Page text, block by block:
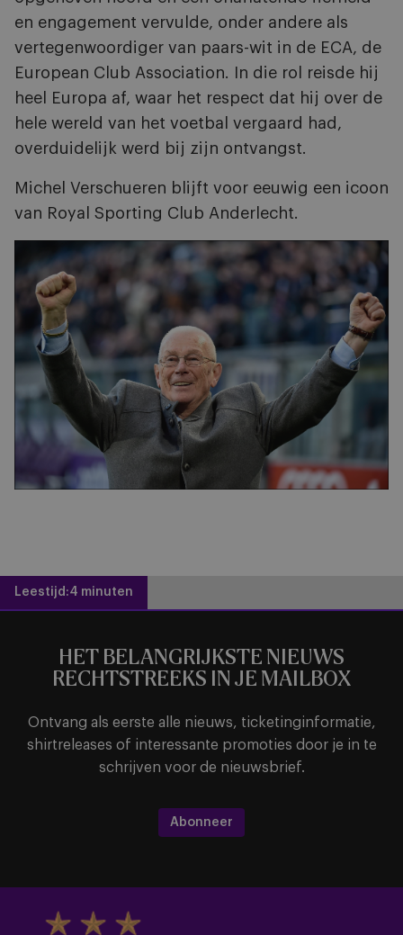
en engagement vervulde, onder andere als
vertegenwoordiger van paars-wit in de ECA, de
European Club Association. In die rol reisde hij
heel Europa af, waar het respect dat hij over de
hele wereld van het voetbal vergaard had,
overduidelijk werd bij zijn ontvangst.
Michel Verschueren blijft voor eeuwig een icoon
van Royal Sporting Club Anderlecht.
Leestijd:4 minuten
HET BELANGRIJKSTE NIEUWS
RECHTSTREEKS IN JE MAILBOX
Ontvang als eerste alle nieuws, ticketinginformatie,
shirtreleases of interessante promoties door je in te
schrijven voor de nieuwsbrief.
Abonneer